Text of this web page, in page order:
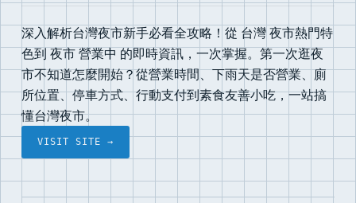
深入解析台灣夜市新手必看全攻略！從 台灣 夜市熱門特
色到 夜市 營業中 的即時資訊，一次掌握。第一次逛夜
市不知道怎麼開始？從營業時間、下雨天是否營業、廁
所位置、停車方式、行動支付到素食友善小吃，一站搞
懂台灣夜市。
VISIT SITE →